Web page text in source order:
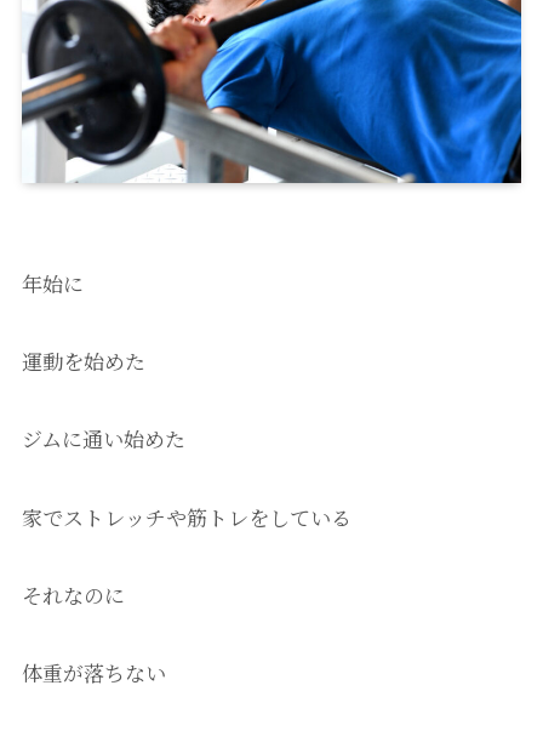
年始に
運動を始めた
ジムに通い始めた
家でストレッチや筋トレをしている
それなのに
体重が落ちない